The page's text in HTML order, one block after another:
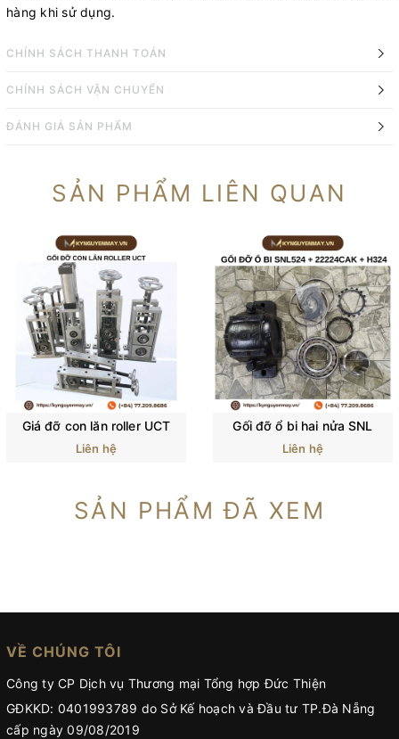
hàng khi sử dụng.
CHÍNH SÁCH THANH TOÁN
CHÍNH SÁCH VẬN CHUYỂN
ĐÁNH GIÁ SẢN PHẨM
SẢN PHẨM LIÊN QUAN
Giá đỡ con lăn roller UCT
Liên hệ
Gối đỡ ổ bi hai nửa SNL
Liên hệ
SẢN PHẨM ĐÃ XEM
VỀ CHÚNG TÔI
Công ty CP Dịch vụ Thương mại Tổng hợp Đức Thiện
GĐKKD: 0401993789 do Sở Kế hoạch và Đầu tư TP.Đà Nẵng
cấp ngày 09/08/2019